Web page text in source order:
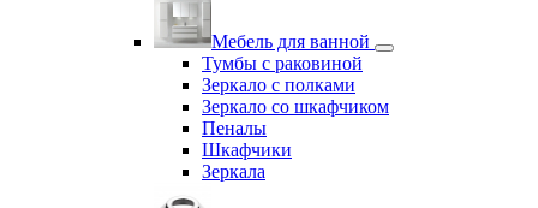
Мебель для ванной
Тумбы с раковиной
Зеркало с полками
Зеркало со шкафчиком
Пеналы
Шкафчики
Зеркала